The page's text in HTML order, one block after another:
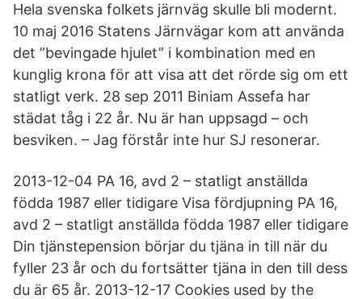
Hela svenska folkets järnväg skulle bli modernt.
10 maj 2016 Statens Järnvägar kom att använda
det ”bevingade hjulet” i kombination med en
kunglig krona för att visa att det rörde sig om ett
statligt verk. 28 sep 2011 Biniam Assefa har
städat tåg i 22 år. Nu är han uppsagd – och
besviken. – Jag förstår inte hur SJ resonerar.
2013-12-04 PA 16, avd 2 – statligt anställda
födda 1987 eller tidigare Visa fördjupning PA 16,
avd 2 – statligt anställda födda 1987 eller tidigare
Din tjänstepension börjar du tjäna in till när du
fyller 23 år och du fortsätter tjäna in den till dess
du är 65 år. 2013-12-17 Cookies used by the